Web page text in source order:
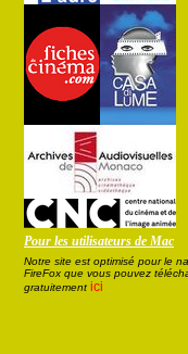
Pour les utilisateurs de Mac
Notre site est optimisé pour le
FireFox que vous pouvez
gratuitement ici